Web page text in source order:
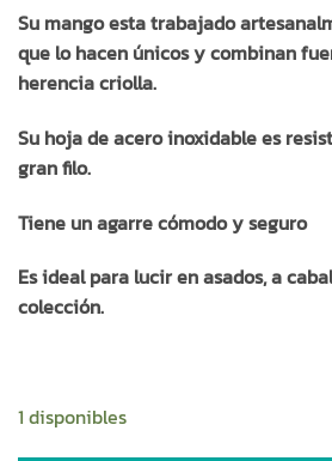
Su mango esta trabajado
que lo hacen únicos ycombinan
herencia criolla.
Su hoja de acero inoxidable es
gran filo.
Tiene un agarre cómodo y seguro
Es ideal para lucir en asados, a
colección.
1 disponibles